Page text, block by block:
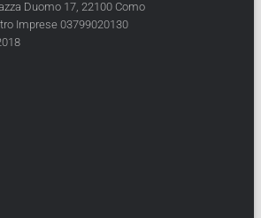
Duomo 17, 22100 Como
Imprese 03799020130